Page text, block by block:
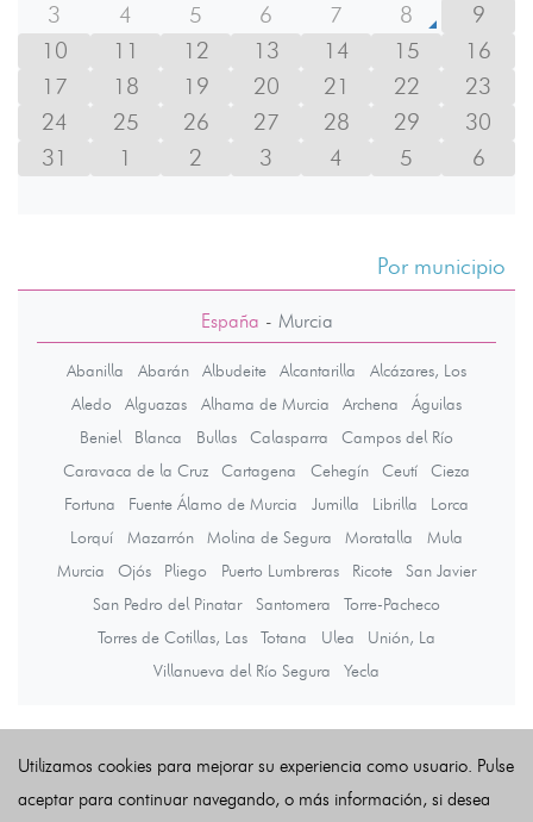
3
4 5 6 7 8
9
10
11 12 13 14 15
16
17
18 19 20 21 22
23
24
25 26 27 28 29
30
31
1 2 3 4 5 6
Por municipio
España - Murcia
Abanilla Abarán Albudeite Alcantarilla
Alcázares, Los
Aledo
Alguazas Alhama de Murcia Archena
Águilas
Beniel
Blanca Bullas Calasparra
Campos del Río
Caravaca de la Cruz
Cartagena Cehegín Ceutí
Cieza
Fortuna
Fuente Álamo de Murcia Jumilla Librilla
Lorca
Lorquí
Mazarrón Molina de Segura Moratalla
Mula
Murcia
Ojós Pliego Puerto Lumbreras Ricote
San Javier
San Pedro del Pinatar
Santomera
Torre-Pacheco
Torres de Cotillas, Las
Totana Ulea
Unión, La
Villanueva del Río Segura
Yecla
Últimas noticias
Utilizamos cookies para mejorar su experiencia como usuario. Pulse
aceptar para continuar navegando, o más información, si desea